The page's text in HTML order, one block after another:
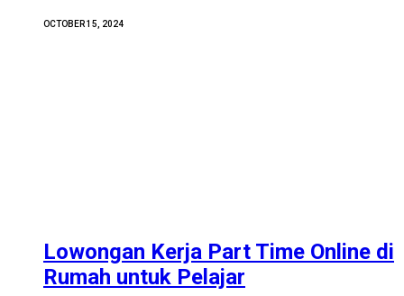
OCTOBER 15, 2024
Lowongan Kerja Part Time Online di
Rumah untuk Pelajar